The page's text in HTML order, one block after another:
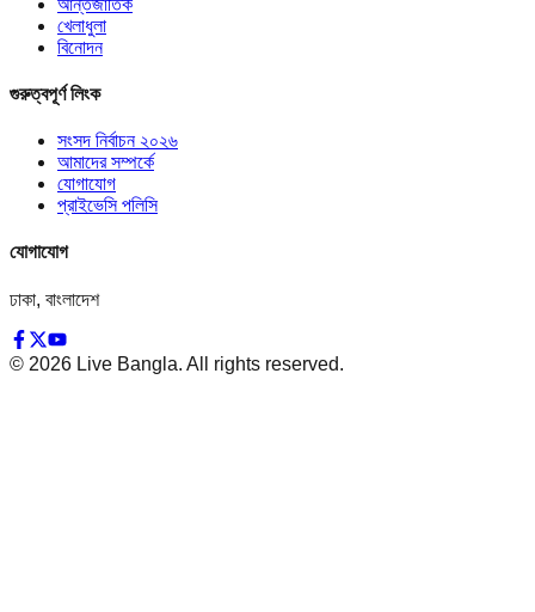
খেলাধুলা
বিনোদন
গুরুত্বপূর্ণ লিংক
সংসদ নির্বাচন ২০২৬
আমাদের সম্পর্কে
যোগাযোগ
প্রাইভেসি পলিসি
যোগাযোগ
ঢাকা, বাংলাদেশ
© 2026 Live Bangla. All rights reserved.